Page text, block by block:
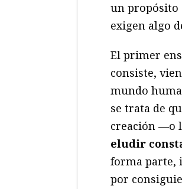
un propósito
exigen algo
El primer
consiste,
mundo
se trata de
creación —o
eludir
forma parte,
por